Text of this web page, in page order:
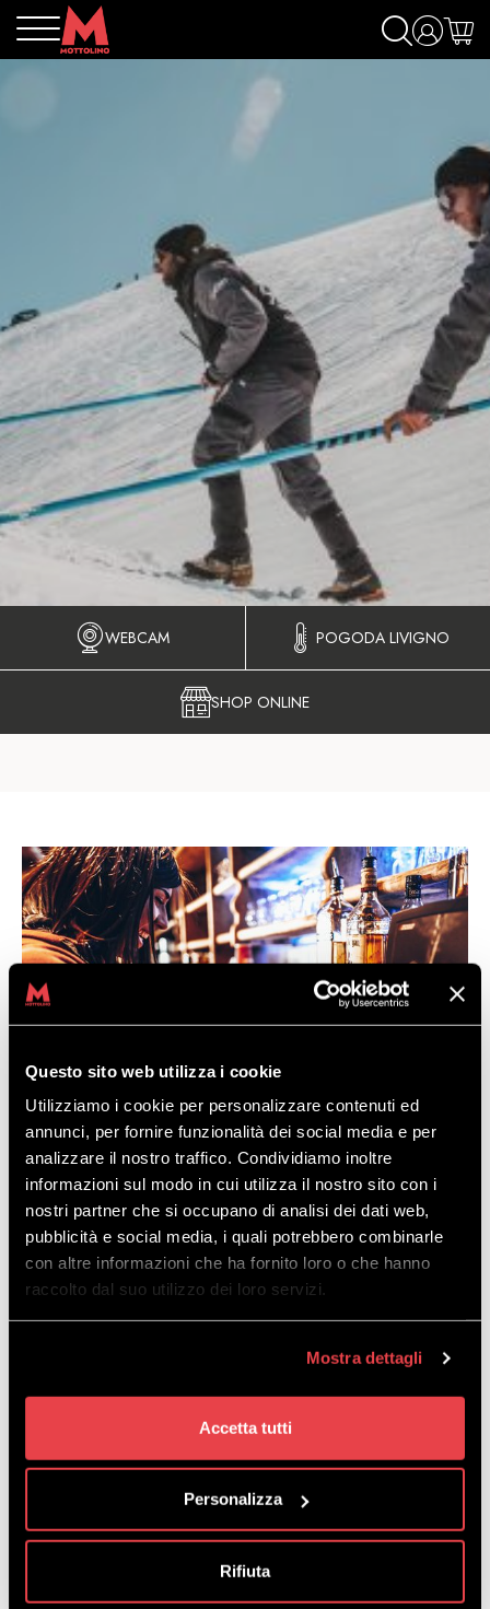
Questo sito web utilizza i cookie
Utilizziamo i cookie per personalizzare contenuti ed
annunci, per fornire funzionalità dei social media e per
analizzare il nostro traffico. Condividiamo inoltre
informazioni sul modo in cui utilizza il nostro sito con i
nostri partner che si occupano di analisi dei dati web,
pubblicità e social media, i quali potrebbero combinarle
con altre informazioni che ha fornito loro o che hanno
raccolto dal suo utilizzo dei loro servizi.
Mostra dettagli
Accetta tutti
Personalizza
Rifiuta
WEBCAM POGODA LIVIGNO
SHOP ONLINE
PRACUJ Z NAMI
Chciałbyś zostać częścią naszego teamu?
Wyślij swoje CV na adresjob@mottolino.it
Skontaktujemy się z tobą jak najszybciej, aby